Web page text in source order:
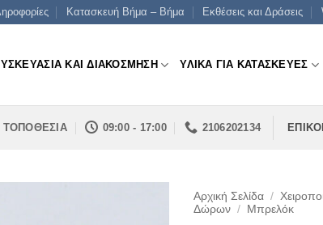
Κατασκευή Βήμα – Βήμα Εκθέσεις και Δράσεις
ΚΑΙ ΔΙΑΚΟΣΜΗΣΗ ΥΛΙΚΑ ΓΙΑ ΚΑΤΑΣΚΕΥΕΣ
ΤΟΠΟΘΕΣΙΑ 09:00 - 17:00 2106202134
Αρχική Σελίδα /
Δώρων / Μπρελόκ